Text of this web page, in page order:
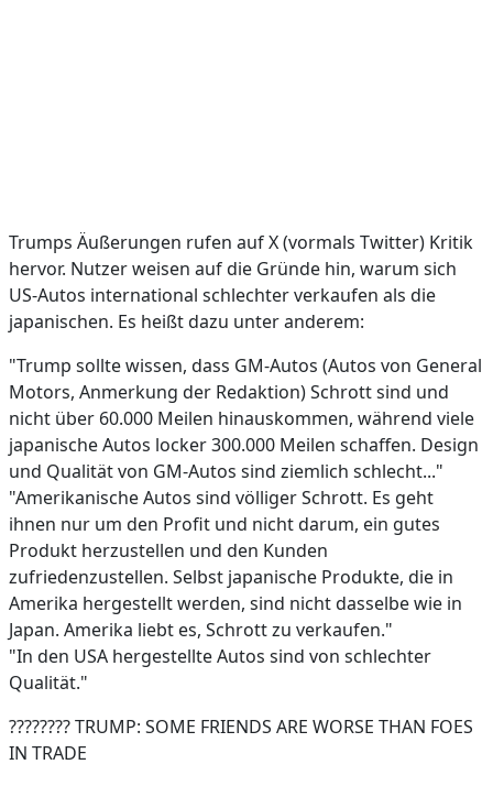
Trumps Äußerungen rufen auf X (vormals Twitter) Kritik
hervor. Nutzer weisen auf die Gründe hin, warum sich
US-Autos international schlechter verkaufen als die
japanischen. Es heißt dazu unter anderem:
"Trump sollte wissen, dass GM-Autos (Autos von General
Motors, Anmerkung der Redaktion) Schrott sind und
nicht über 60.000 Meilen hinauskommen, während viele
japanische Autos locker 300.000 Meilen schaffen. Design
und Qualität von GM-Autos sind ziemlich schlecht..."
"Amerikanische Autos sind völliger Schrott. Es geht
ihnen nur um den Profit und nicht darum, ein gutes
Produkt herzustellen und den Kunden
zufriedenzustellen. Selbst japanische Produkte, die in
Amerika hergestellt werden, sind nicht dasselbe wie in
Japan. Amerika liebt es, Schrott zu verkaufen."
"In den USA hergestellte Autos sind von schlechter
Qualität."
???????? TRUMP: SOME FRIENDS ARE WORSE THAN FOES
IN TRADE